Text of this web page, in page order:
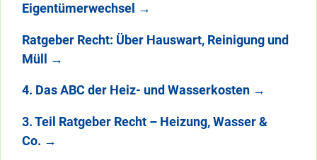
Eigentümerwechsel →
Ratgeber Recht: Über Hauswart, Reinigung und
Müll →
4. Das ABC der Heiz- und Wasserkosten →
3. Teil Ratgeber Recht – Heizung, Wasser &
Co. →